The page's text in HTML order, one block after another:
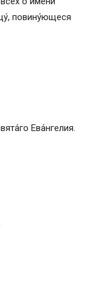
повину́ющеся
Ева́нгелия.